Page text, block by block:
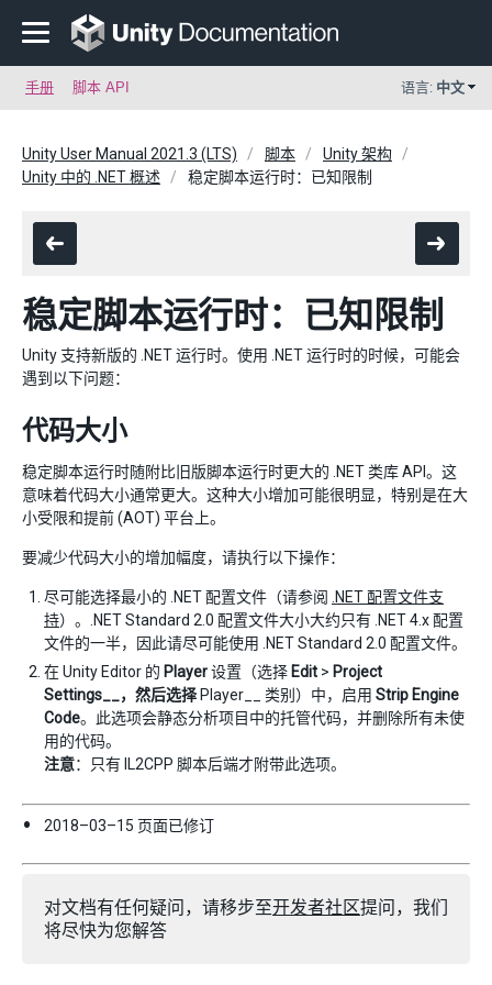
手册 脚本 API 语言: 中文
Unity User Manual 2021.3 (LTS) 脚本
Unity 架构
Unity 中的 .NET 概述
稳定脚本运行时：已知限制
稳定脚本运行时：已知限制
Unity 支持新版的 .NET 运行时。使用 .NET 运行时的时候，可能会
遇到以下问题：
代码大小
稳定脚本运行时随附比旧版脚本运行时更大的 .NET 类库 API。这
意味着代码大小通常更大。这种大小增加可能很明显，特别是在大
小受限和提前 (AOT) 平台上。
要减少代码大小的增加幅度，请执行以下操作：
尽可能选择最小的 .NET 配置文件（请参阅
.NET 配置文件支
持）。.NET Standard 2.0 配置文件大小大约只有 .NET 4.x 配置
文件的一半，因此请尽可能使用 .NET Standard 2.0 配置文件。
在 Unity Editor 的 Player设置（选择 Edit > Project
Settings__，然后选择 Player__ 类别）中，启用 Strip Engine
Code。此选项会静态分析项目中的托管代码，并删除所有未使
用的代码。
注意：只有 IL2CPP 脚本后端才附带此选项。
2018–03–15 页面已修订
对文档有任何疑问，请移步至开发者社区提问，我们
将尽快为您解答